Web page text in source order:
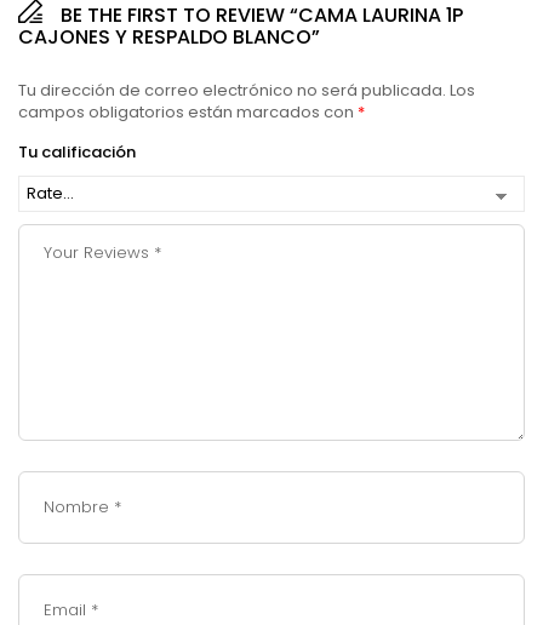
BE THE FIRST TO REVIEW “CAMA LAURINA 1P
CAJONES Y RESPALDO BLANCO”
Tu dirección de correo electrónico no será publicada. Los
campos obligatorios están marcados con *
Tu calificación